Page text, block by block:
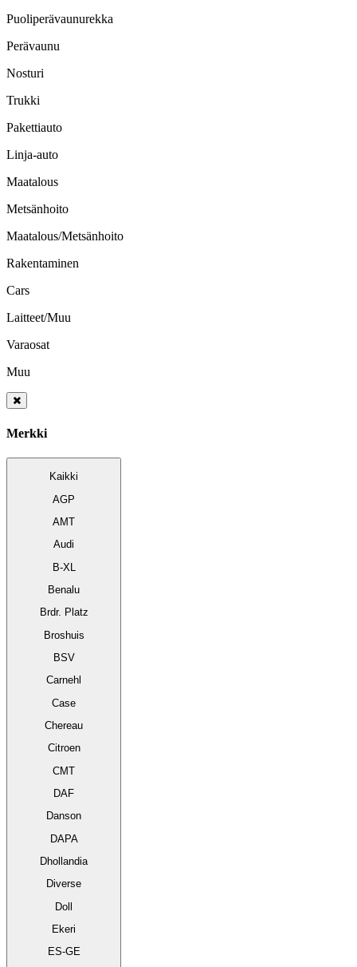
Puoliperävaunurekka
Perävaunu
Nosturi
Trukki
Pakettiauto
Linja-auto
Maatalous
Metsänhoito
Maatalous/Metsänhoito
Rakentaminen
Cars
Laitteet/Muu
Varaosat
Muu
Merkki
Kaikki
AGP
AMT
Audi
B-XL
Benalu
Brdr. Platz
Broshuis
BSV
Carnehl
Case
Chereau
Citroen
CMT
DAF
Danson
DAPA
Dhollandia
Diverse
Doll
Ekeri
ES-GE